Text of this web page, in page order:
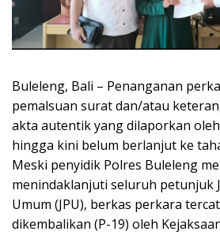
Buleleng, Bali – Penanganan
pemalsuan surat dan/atau
akta autentik yang dilaporkan
hingga kini belum berlanjut ke
Meski penyidik Polres Buleleng
menindaklanjuti seluruh petunjuk
Umum (JPU), berkas perkara
dikembalikan (P-19) oleh